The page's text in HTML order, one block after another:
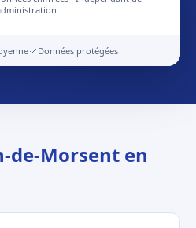
Données protégées
de-Morsent en